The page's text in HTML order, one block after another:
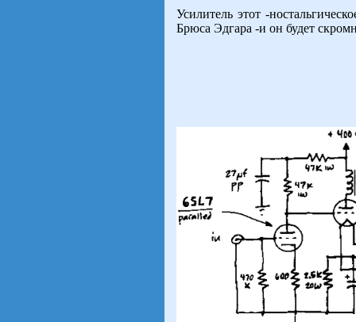
Усилитель этот -
Брюса Эдгара -и он будет